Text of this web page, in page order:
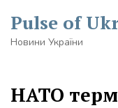
content
Pulse of
Новини України
НАТО